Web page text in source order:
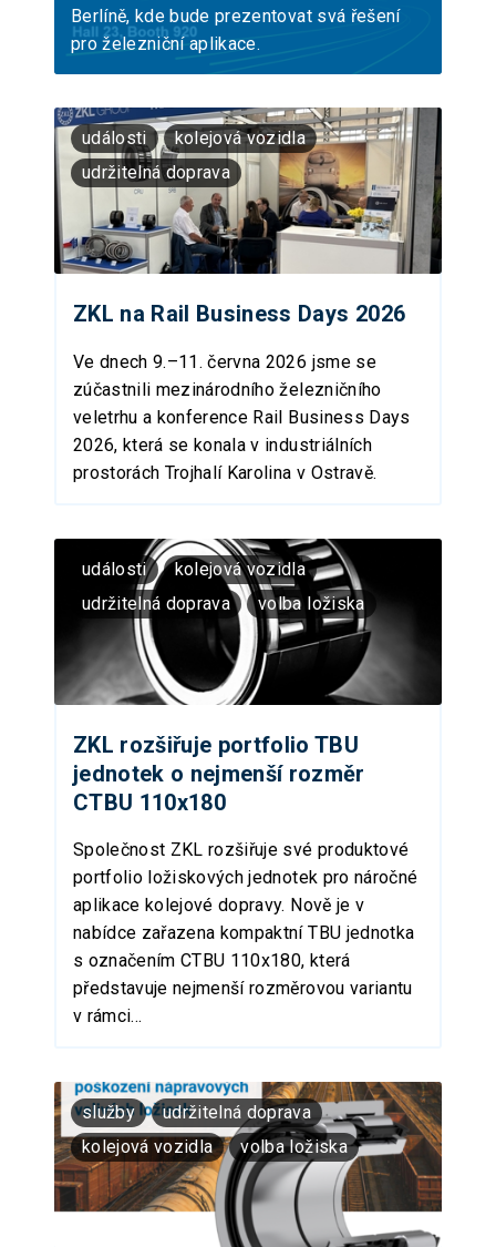
Berlíně, kde bude prezentovat svá řešení
pro železniční aplikace.
události
kolejová vozidla
udržitelná doprava
ZKL na Rail Business Days 2026
Ve dnech 9.–11. června 2026 jsme se
zúčastnili mezinárodního železničního
veletrhu a konference Rail Business Days
2026, která se konala v industriálních
prostorách Trojhalí Karolina v Ostravě.
události
kolejová vozidla
udržitelná doprava
volba ložiska
ZKL rozšiřuje portfolio TBU
jednotek o nejmenší rozměr
CTBU 110x180
Společnost ZKL rozšiřuje své produktové
portfolio ložiskových jednotek pro náročné
aplikace kolejové dopravy. Nově je v
nabídce zařazena kompaktní TBU jednotka
s označením CTBU 110x180, která
představuje nejmenší rozměrovou variantu
v rámci...
služby
udržitelná doprava
kolejová vozidla
volba ložiska